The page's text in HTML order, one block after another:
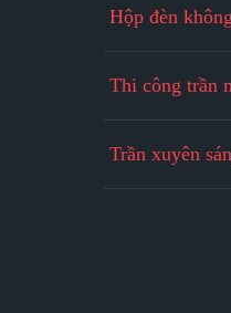
Hộp đèn
Thi công trần
Trần xuyên